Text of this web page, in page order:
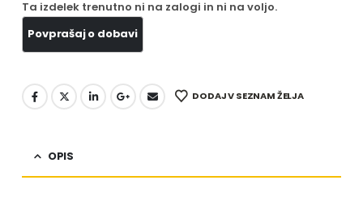
Ta izdelek trenutno ni na zalogi in ni na voljo.
DODAJ V SEZNAM ŽELJA
OPIS